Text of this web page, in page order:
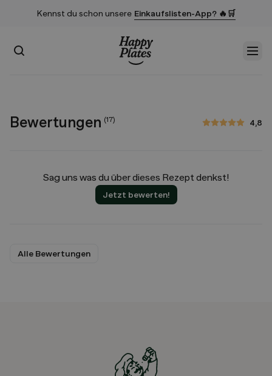
Kennst du schon unsere Einkaufslisten-App? 🔥🛒
Suchen
Bewertungen (17) 4,8
4,8 von 5 Sternen
Sag uns was du über dieses Rezept denkst!
Jetzt bewerten!
Alle Bewertungen